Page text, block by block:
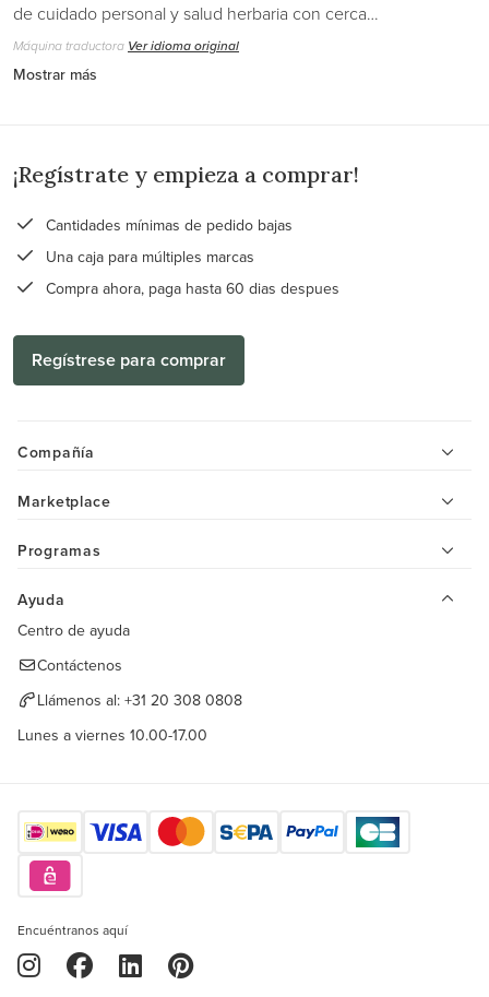
de cuidado personal y salud herbaria con cerca…
Máquina traductora Ver idioma original
Mostrar más
¡Regístrate y empieza a comprar!
Cantidades mínimas de pedido bajas
Una caja para múltiples marcas
Compra ahora, paga hasta 60 dias despues
Regístrese para comprar
Compañía
Marketplace
Programas
Ayuda
Centro de ayuda
Contáctenos
Llámenos al: +31 20 308 0808
Lunes a viernes 10.00-17.00
Encuéntranos aquí